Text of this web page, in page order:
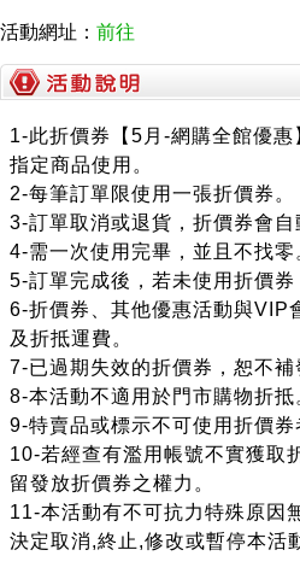
活動網址： 前往
1-此折價券【5月-網購全館優惠
指定商品使用。
2-每筆訂單限使用一張折價券。
3-訂單取消或退貨，折價券會自
4-需一次使用完畢，並且不找零
5-訂單完成後，若未使用折價券
6-折價券、其他優惠活動與VIP
及折抵運費。
7-已過期失效的折價券，恕不補
8-本活動不適用於門市購物折抵
9-特賣品或標示不可使用折價券
10-若經查有濫用帳號不實獲取
留發放折價券之權力。
11-本活動有不可抗力特殊原因
決定取消,終止,修改或暫停本活